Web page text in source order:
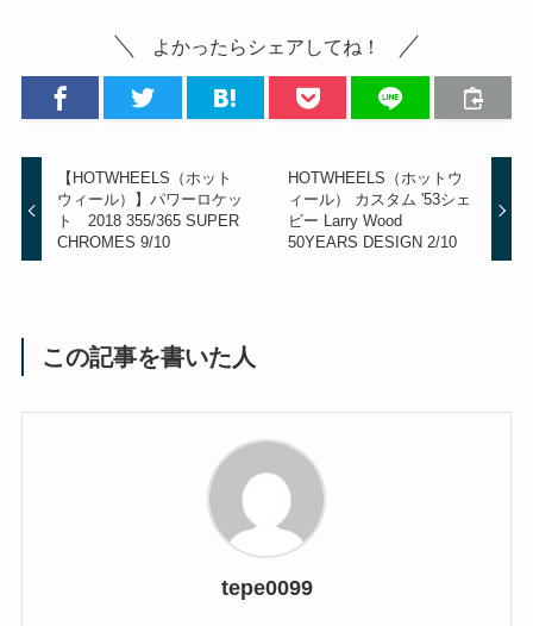
よかったらシェアしてね！
【HOTWHEELS（ホット
ウィール）】パワーロケッ
ト 2018 355/365 SUPER
CHROMES 9/10
HOTWHEELS（ホットウ
ィール） カスタム '53シェ
ビー Larry Wood
50YEARS DESIGN 2/10
この記事を書いた人
tepe0099